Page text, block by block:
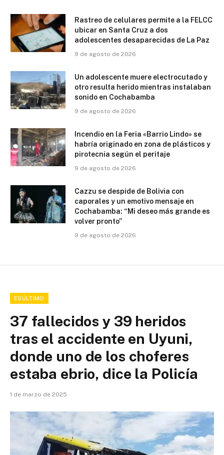
Rastreo de celulares permite a la FELCC
ubicar en Santa Cruz a dos
adolescentes desaparecidas de La Paz
9 de agosto de 2026
Un adolescente muere electrocutado y
otro resulta herido mientras instalaban
sonido en Cochabamba
9 de agosto de 2026
Incendio en la Feria «Barrio Lindo» se
habría originado en zona de plásticos y
pirotecnia según el peritaje
9 de agosto de 2026
Cazzu se despide de Bolivia con
caporales y un emotivo mensaje en
Cochabamba: “Mi deseo más grande es
volver pronto”
9 de agosto de 2026
ESÚLTIMO
37 fallecidos y 39 heridos
tras el accidente en Uyuni,
donde uno de los choferes
estaba ebrio, dice la Policía
1 de marzo de 2025